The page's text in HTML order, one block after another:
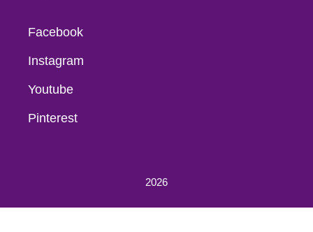
Facebook
Instagram
Youtube
Pinterest
2026